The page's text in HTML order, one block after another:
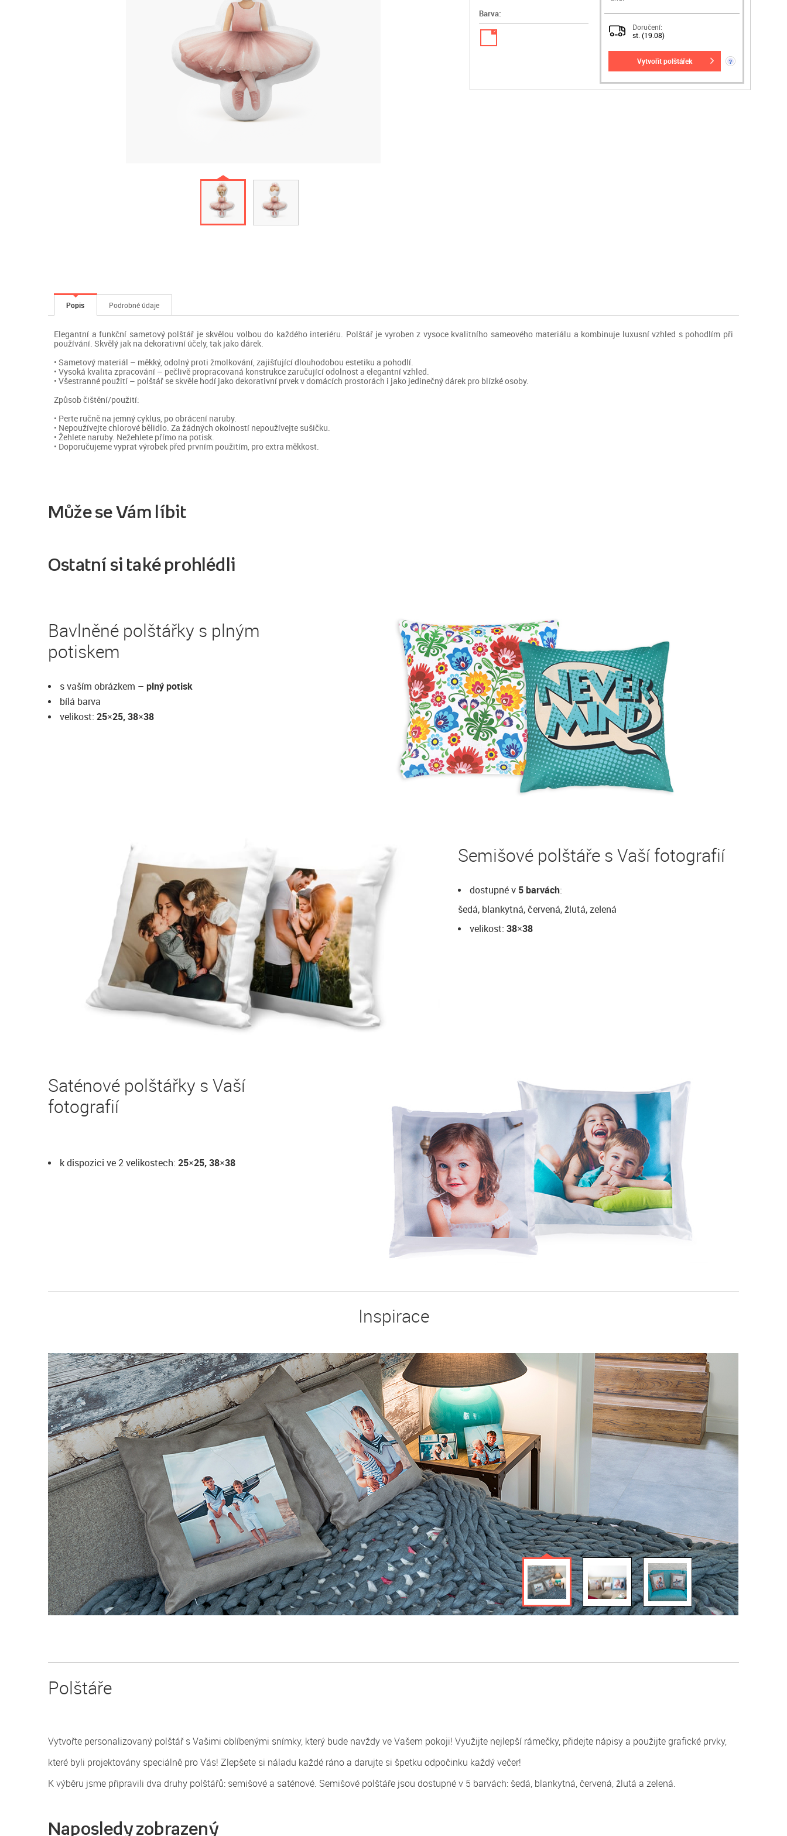
Barva:
✓
Doručení:
st. (19.08)
vytvořit polštářek ?
Popis Podrobné údaje
Elegantní a funkční sametový polštář je skvělou volbou do každého interiéru. Polštář je vyroben z vysoce kvalitního sameového materiálu a kombinuje luxusní vzhled s pohodlím při
používání. Skvělý jak na dekorativní účely, tak jako dárek.
• Sametový materiál – měkký, odolný proti žmolkování, zajišťující dlouhodobou estetiku a pohodlí.
• Vysoká kvalita zpracování – pečlivě propracovaná konstrukce zaručující odolnost a elegantní vzhled.
• Všestranné použití – polštář se skvěle hodí jako dekorativní prvek v domácích prostorách i jako jedinečný dárek pro blízké osoby.
Způsob čištění/použití:
• Perte ručně na jemný cyklus, po obrácení naruby.
• Nepoužívejte chlorové bělidlo. Za žádných okolností nepoužívejte sušičku.
• Žehlete naruby. Nežehlete přímo na potisk.
• Doporučujeme vyprat výrobek před prvním použitím, pro extra měkkost.
Může se Vám líbit
Ostatní si také prohlédli
Bavlněné polštářky s plným
potiskem
s vaším obrázkem – plný potisk
bílá barva
velikost: 25×25, 38×38
Semišové polštáře s Vaší fotografií
dostupné v 5 barvách:
šedá, blankytná, červená, žlutá, zelená
velikost: 38×38
Saténové polštářky s Vaší
fotografií
k dispozici ve 2 velikostech: 25×25, 38×38
Inspirace
Polštáře
Vytvořte personalizovaný polštář s Vašimi oblíbenými snímky, který bude navždy ve Vašem pokoji! Využijte nejlepší rámečky, přidejte nápisy a použijte grafické prvky,
které byli projektovány speciálně pro Vás! Zlepšete si náladu každé ráno a darujte si špetku odpočinku každý večer!
K výběru jsme připravili dva druhy polštářů: semišové a saténové. Semišové polštáře jsou dostupné v 5 barvách: šedá, blankytná, červená, žlutá a zelená.
Naposledy zobrazený